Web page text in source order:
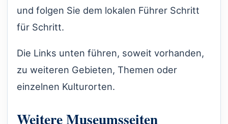
und folgen Sie dem lokalen Führer Schritt
für Schritt.
Die Links unten führen, soweit vorhanden,
zu weiteren Gebieten, Themen oder
einzelnen Kulturorten.
Weitere Museumsseiten